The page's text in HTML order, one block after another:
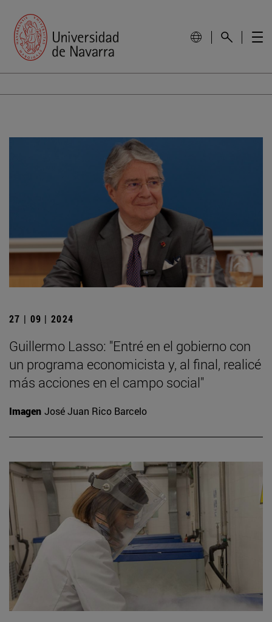
27 | 09 | 2024
Guillermo Lasso: "Entré en el gobierno con
un programa economicista y, al final, realicé
más acciones en el campo social"
Imagen José Juan Rico Barcelo